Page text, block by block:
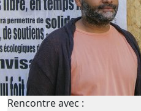
Rencontre avec :